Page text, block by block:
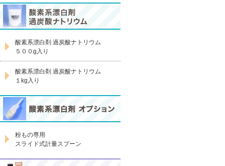
酸素系漂白剤 過炭酸ナトリウム
５００g入り
酸素系漂白剤 過炭酸ナトリウム
１kg入り
粉もの専用
スライド式計量スプーン